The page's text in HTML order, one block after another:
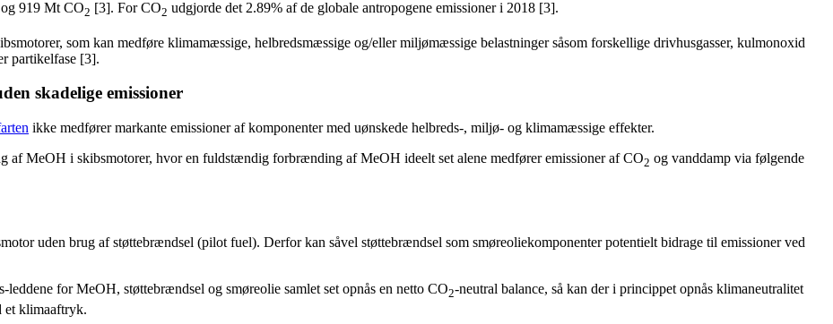
og 919 Mt CO2 [3]. For CO2 udgjorde det 2.89% af de globale antropogene emissioner i 2018 [3].
som kan medføre klimamæssige, helbredsmæssige og/eller miljømæssige belastninger såsom forskellige drivhusgasser, kulmonoxid
partikelfase [3].
skadelige emissioner
ikke medfører markante emissioner af komponenter med uønskede helbreds-, miljø- og klimamæssige effekter.
af MeOH i skibsmotorer, hvor en fuldstændig forbrænding af MeOH ideelt set alene medfører emissioner af CO2 og vanddamp via følgende
uden brug af støttebrændsel (pilot fuel). Derfor kan såvel støttebrændsel som smøreoliekomponenter potentielt bidrage til emissioner ved
for MeOH, støttebrændsel og smøreolie samlet set opnås en netto CO2-neutral balance, så kan der i princippet opnås klimaneutralitet
et klimaaftryk.